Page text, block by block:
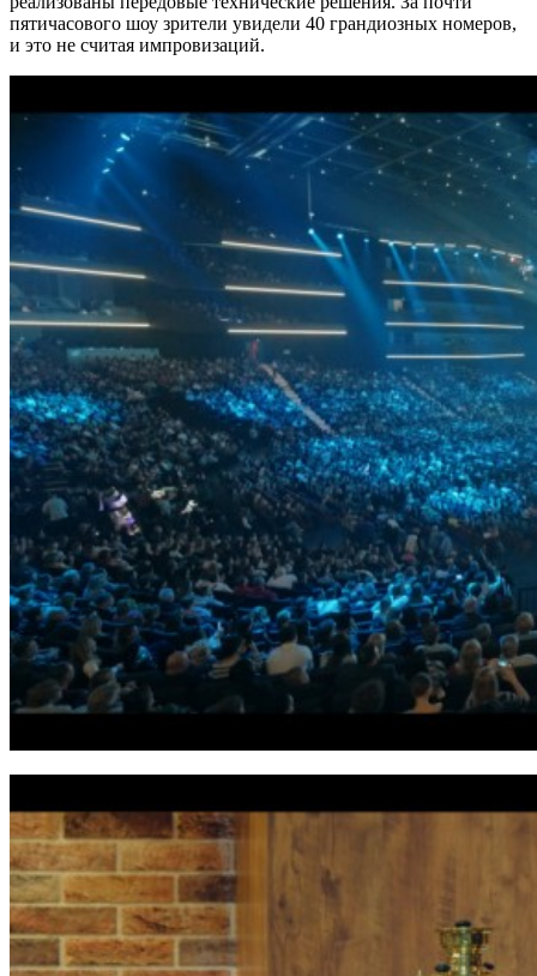
пятичасового шоу зрители увидели 40 грандиозных номеров,
и это не считая импровизаций.